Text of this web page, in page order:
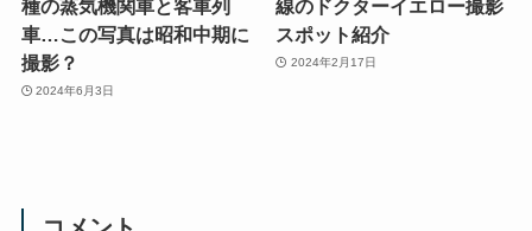
種の蒸気機関車と客車列
車…この写真は昭和中期に
撮影？
2024年6月3日
線のドクターイエロー撮影
スポット紹介
2024年2月17日